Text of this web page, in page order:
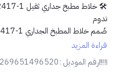
تدوم
صُممخلاط المطبخ الجداري KA-2417-1 من كانا
استخدام متينة وعملية، بفضل خاماته
المثالي للمطابخ التي تبحث عن القوة
قراءة المزيد
رقم الموديل :269651496520